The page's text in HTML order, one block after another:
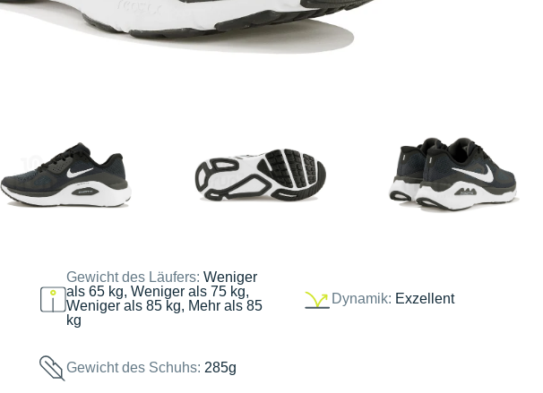
Gewicht des Läufers:Weniger
als 65 kg, Weniger als 75 kg,
Weniger als 85 kg, Mehr als 85
kg
Dynamik: Exzellent
Gewicht des Schuhs: 285g